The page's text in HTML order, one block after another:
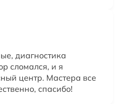
диагностика
сломался, и я
центр. Мастера все
спасибо!